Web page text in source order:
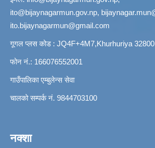
ito@bijaynagarmun.gov.np,
ito.bijaynagarmun@gmail.com
गूगल प्लस कोड : JQ4F+4M7,Khurhuriya 32800
फोन नं.: 166076552001
गाउँपालिका एम्बुलेन्स सेवा
चालको सम्पर्क नं. 9844703100
नक्शा